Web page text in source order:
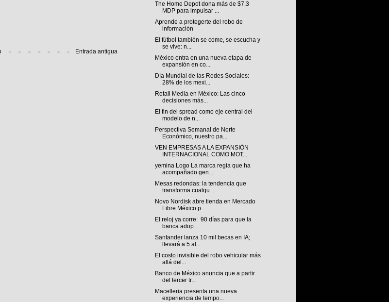
Entrada antigua
The Home Depot dona más de $7.3
MDP para impulsar ...
Aprende a protegerte del robo de
información
El fútbol también se come, se escucha y
se vive: n...
México entra en una nueva etapa de
expansión en co...
Día Mundial de las Redes Sociales:
28% de los mexi...
Retail Media en México: Las cinco
decisiones más...
El fin del spread como eje central del
modelo de n...
Perspectiva Semanal de Norte
Económico, nuestro pa...
VEN EMPRESAS A LA EXPANSIÓN
INTERNACIONAL COMO MOT...
yemina Logo La marca regia que ha
acompañado gen...
Mesas redondas: la tendencia que
transforma cualqu...
Novo Nordisk abre tienda en Mercado
Libre México p...
El reloj ya corre: 90 días para que la
banca adop...
Santander lanza 10 mil becas en IA;
llevará a 5 al...
El costo invisible del robo vehicular más
allá del...
Banco de México anuncia que a partir
del tercer tr...
Macelleria presenta una nueva
experiencia de tempo...